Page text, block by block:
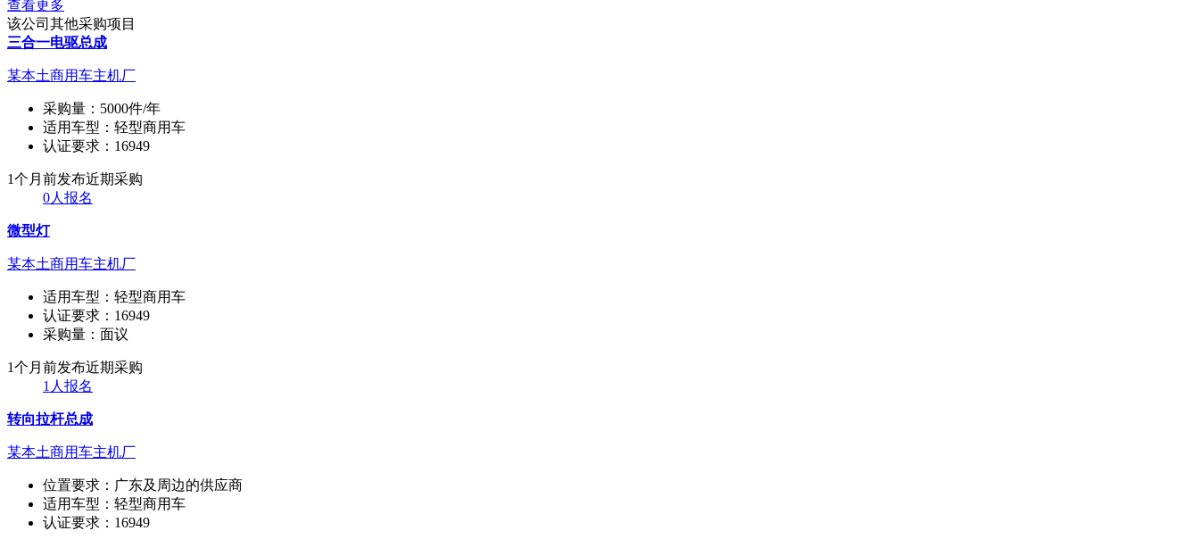
查看更多
该公司其他采购项目
三合一电驱总成
某本土商用车主机厂
采购量： 5000件/年
适用车型： 轻型商用车
认证要求： 16949
1个月前发布近期采购
0人报名
微型灯
某本土商用车主机厂
适用车型： 轻型商用车
认证要求： 16949
采购量： 面议
1个月前发布近期采购
1人报名
转向拉杆总成
某本土商用车主机厂
位置要求： 广东及周边的供应商
适用车型： 轻型商用车
认证要求： 16949